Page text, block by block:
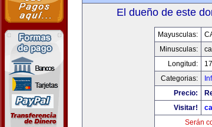
El dueño de este
Mayusculas:
Minusculas:
Longitud:
Categorias:
Precio:
Visitar!
Serán